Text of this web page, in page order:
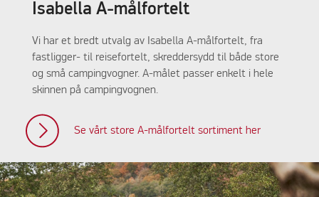
Isabella A-målfortelt
Vi har et bredt utvalg av Isabella A-målfortelt, fra
fastligger- til reisefortelt, skreddersydd til både store
og små campingvogner. A-målet passer enkelt i hele
skinnen på campingvognen.
Se vårt store A-målfortelt sortiment her